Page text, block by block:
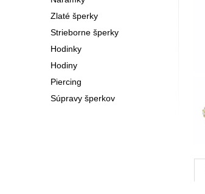
Zlaté šperky
Strieborne šperky
Hodinky
Hodiny
Piercing
Súpravy šperkov